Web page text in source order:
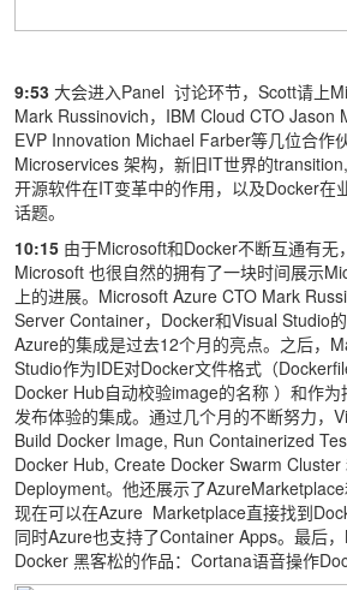
9:53 大会进入Panel 讨论环节，Scott请上
Mark Russinovich，IBM Cloud CTO Jason
EVP Innovation Michael Farber等几位合作
Microservices 架构，新旧IT世界的
开源软件在IT变革中的作用，以及Docker在
话题。
10:15 由于Microsoft和Docker不断互通有无
Microsoft 也很自然的拥有了一块时间展示
上的进展。Microsoft Azure CTO Mark
Server Container，Docker和Visual Studio
Azure的集成是过去12个月的亮点。之后，
Studio作为IDE对Docker文件格式（
Docker Hub自动校验image的名称 ）和作
发布体验的集成。通过几个月的不断努力，
Build Docker Image, Run Containerized
Docker Hub, Create Docker Swarm
Deployment。他还展示了
现在可以在Azure Marketplace直接找到
同时Azure也支持了Container Apps。最后
Docker 黑客松的作品：Cortana语音操作